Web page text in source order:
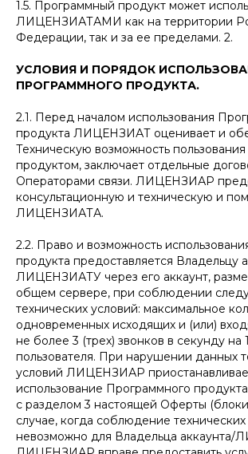
1.5. Программный продукт может
ЛИЦЕНЗИАТАМИ как на территории
Федерации, так и за ее пределами. 2.
УСЛОВИЯ И ПОРЯДОК
ПРОГРАММНОГО ПРОДУКТА.
2.1. Перед началом использования
продукта ЛИЦЕНЗИАТ оценивает и
Техническую возможность
продуктом, заключает отдельные
Операторами связи. ЛИЦЕНЗИАР
консультационную и техническую и
ЛИЦЕНЗИАТА.
2.2. Право и возможность
продукта предоставляется Владельцу
ЛИЦЕНЗИАТУ через его аккаунт,
общем сервере, при соблюдении
технических условий: максимальное
одновременных исходящих и (или)
не более 3 (трех) звонков в секунду на
пользователя. При нарушении данных
условий ЛИЦЕНЗИАР
использование Программного
с разделом 3 настоящей Оферты
случае, когда соблюдение
невозможно для Владельца